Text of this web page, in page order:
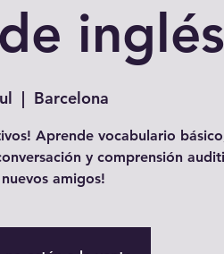
inglés
  |
Barcelona
Aprende vocabulario
y comprensión
amigos!